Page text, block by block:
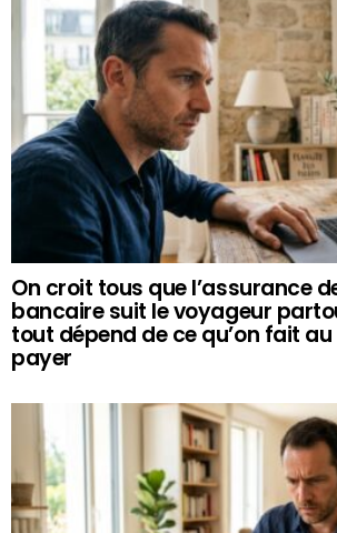
On croit tous que l’assurance
bancaire suit le voyageur
tout dépend de ce qu’on fait
payer